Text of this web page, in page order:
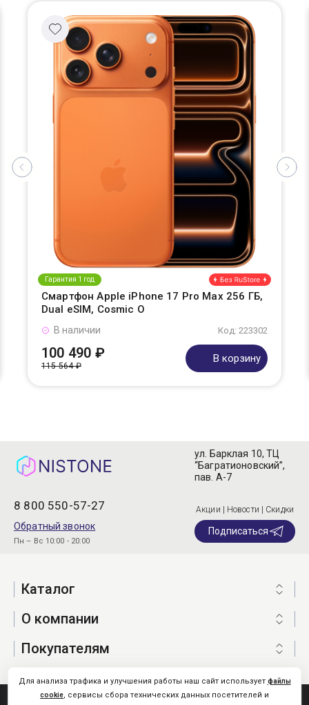
Гарантия 1 год
Смартфон Apple iPhone 17 Pro Max 256 ГБ,
Dual eSIM, Cosmic O
Код: 223302
В наличии
100 490 ₽
115 564 ₽
В корзину
8 800 550-57-27
Обратный звонок
Пн – Вс 10:00 - 20:00
ул. Барклая 10, ТЦ
“Багратионовский”,
пав. А-7
Акции | Новости | Скидки
Подписаться
Каталог
О компании
Покупателям
Nistone.Ru © 2026
Для анализа трафика и улучшения работы наш сайт использует файлы
cookie, сервисы сбора технических данных посетителей и